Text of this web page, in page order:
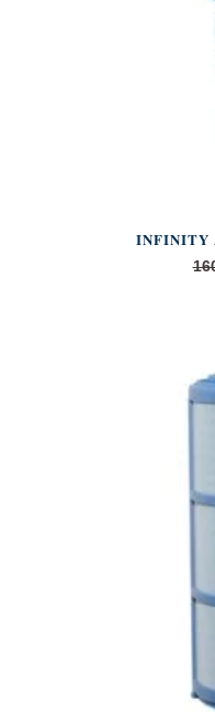
INFINITY